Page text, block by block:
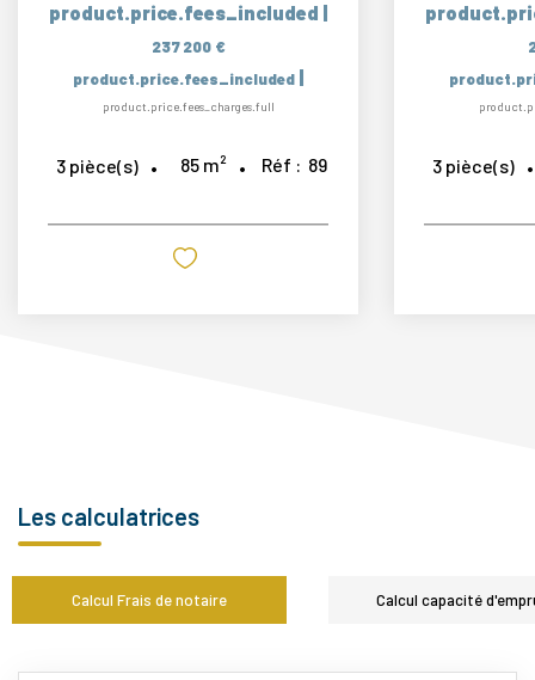
product.price.fees_included |
237 200 €
product.price.fees_included |
product.price.fees_charges.full
3 pièce(s) 85 m² Réf : 89 3 pièce(s)
Les calculatrices
Calcul Frais de notaire Calcul capacité